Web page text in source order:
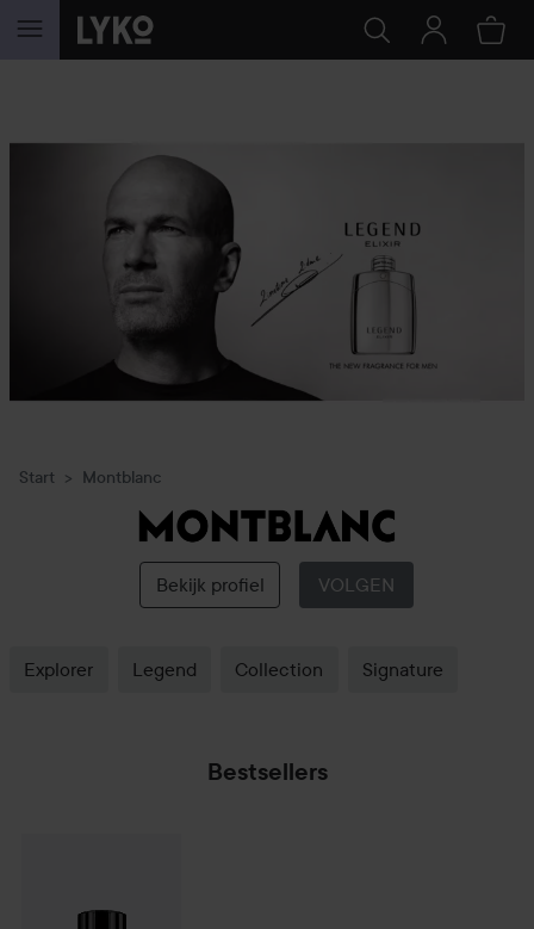
GA NAAR INHOUD
Start Montblanc
Montblanc
Bekijk profiel VOLGEN
Explorer Legend Collection Signature
Bestsellers